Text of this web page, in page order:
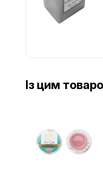
Із цим